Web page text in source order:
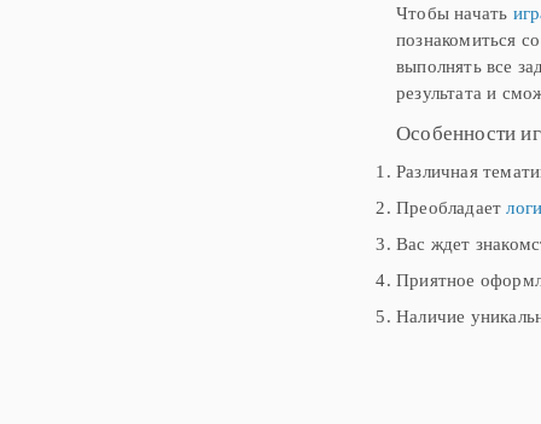
Чтобы начать
познакомиться
выполнять все
результата и
Особенности
Различная
Преобладает
Вас ждет
Приятное
Наличие